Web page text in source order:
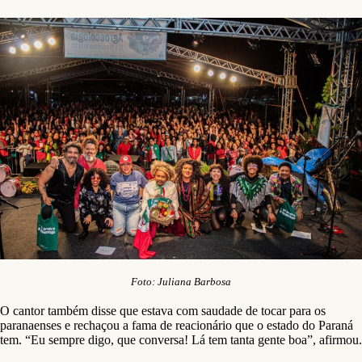
Foto: Juliana Barbosa
O cantor também disse que estava com saudade de tocar para os
paranaenses e rechaçou a fama de reacionário que o estado do Paraná
tem. “Eu sempre digo, que conversa! Lá tem tanta gente boa”, afirmou.